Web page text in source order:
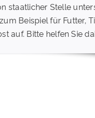
staatlicher Stelle
Beispiel für Futter,
auf. Bitte helfen Sie